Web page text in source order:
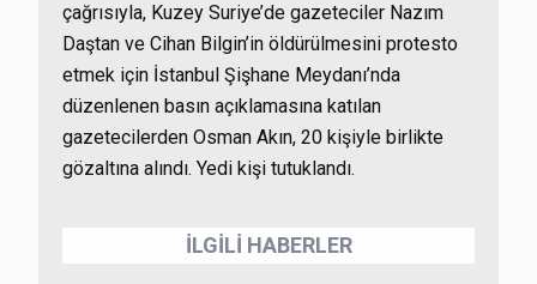
çağrısıyla, Kuzey Suriye’de gazeteciler Nazım
Daştan ve Cihan Bilgin’in öldürülmesini protesto
etmek için İstanbul Şişhane Meydanı’nda
düzenlenen basın açıklamasına katılan
gazetecilerden Osman Akın, 20 kişiyle birlikte
gözaltına alındı. Yedi kişi tutuklandı.
İLGİLİ HABERLER